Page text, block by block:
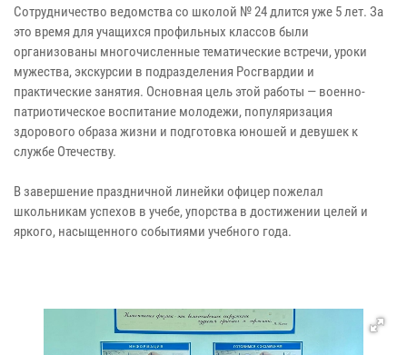
Сотрудничество ведомства со школой № 24 длится уже 5 лет. За
это время для учащихся профильных классов были
организованы многочисленные тематические встречи, уроки
мужества, экскурсии в подразделения Росгвардии и
практические занятия. Основная цель этой работы — военно-
патриотическое воспитание молодежи, популяризация
здорового образа жизни и подготовка юношей и девушек к
службе Отечеству.
В завершение праздничной линейки офицер пожелал
школьникам успехов в учебе, упорства в достижении целей и
яркого, насыщенного событиями учебного года.